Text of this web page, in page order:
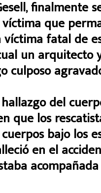
finalmente
que
víctima fatal de
un
culposo
del
que los
bajo los
en el